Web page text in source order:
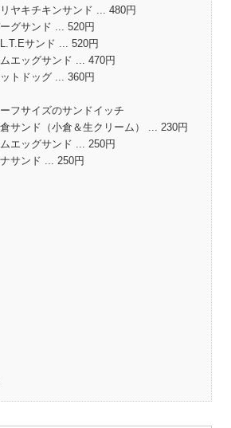
ヤキチキンサンド ... 480円
グサンド ... 520円
サンド ... 520円
エッグサンド ... 470円
トドッグ ... 360円
フサイズのサンドイッチ
サンド（小倉＆生クリーム） ... 230円
エッグサンド ... 250円
サンド ... 250円